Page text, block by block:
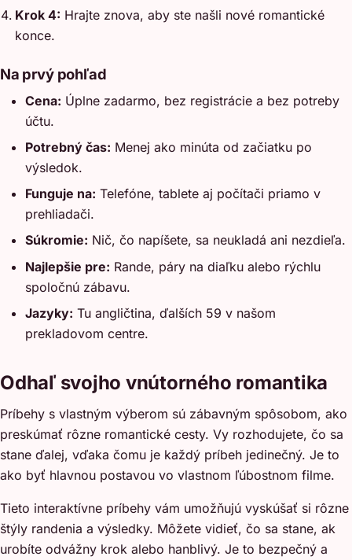
Krok 4: Hrajte znova, aby ste našli nové romantické
konce.
Na prvý pohľad
Cena: Úplne zadarmo, bez registrácie a bez potreby
účtu.
Potrebný čas: Menej ako minúta od začiatku po
výsledok.
Funguje na: Telefóne, tablete aj počítači priamo v
prehliadači.
Súkromie: Nič, čo napíšete, sa neukladá ani nezdieľa.
Najlepšie pre: Rande, páry na diaľku alebo rýchlu
spoločnú zábavu.
Jazyky: Tu angličtina, ďalších 59 v našom
prekladovom centre.
Odhaľ svojho vnútorného romantika
Príbehy s vlastným výberom sú zábavným spôsobom, ako
preskúmať rôzne romantické cesty. Vy rozhodujete, čo sa
stane ďalej, vďaka čomu je každý príbeh jedinečný. Je to
ako byť hlavnou postavou vo vlastnom ľúbostnom filme.
Tieto interaktívne príbehy vám umožňujú vyskúšať si rôzne
štýly randenia a výsledky. Môžete vidieť, čo sa stane, ak
urobíte odvážny krok alebo hanblivý. Je to bezpečný a